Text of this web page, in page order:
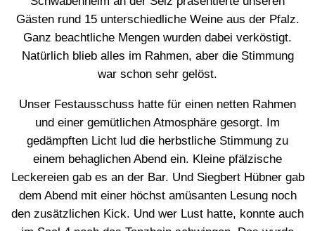
Gästen rund 15 unterschiedliche Weine aus der Pfalz.
Ganz beachtliche Mengen wurden dabei verköstigt.
Natürlich blieb alles im Rahmen, aber die Stimmung
war schon sehr gelöst.
Unser Festausschuss hatte für einen netten Rahmen
und einer gemütlichen Atmosphäre gesorgt. Im
gedämpften Licht lud die herbstliche Stimmung zu
einem behaglichen Abend ein. Kleine pfälzische
Leckereien gab es an der Bar. Und Siegbert Hübner gab
dem Abend mit einer höchst amüsanten Lesung noch
den zusätzlichen Kick. Und wer Lust hatte, konnte auch